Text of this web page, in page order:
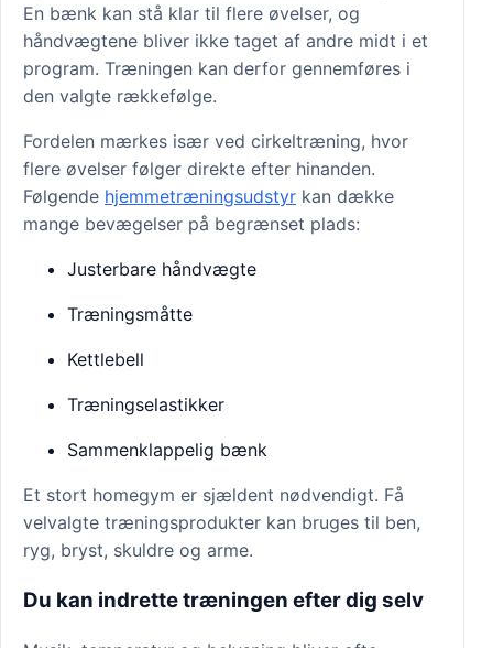
En bænk kan stå klar til flere øvelser, og
håndvægtene bliver ikke taget af andre midt i et
program. Træningen kan derfor gennemføres i
den valgte rækkefølge.
Fordelen mærkes især ved cirkeltræning, hvor
flere øvelser følger direkte efter hinanden.
Følgende hjemmetræningsudstyr kan dække
mange bevægelser på begrænset plads:
Justerbare håndvægte
Træningsmåtte
Kettlebell
Træningselastikker
Sammenklappelig bænk
Et stort homegym er sjældent nødvendigt. Få
velvalgte træningsprodukter kan bruges til ben,
ryg, bryst, skuldre og arme.
Du kan indrette træningen efter dig selv